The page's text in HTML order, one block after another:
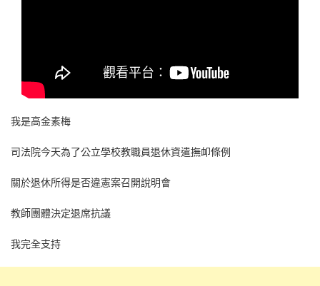
我是高金素梅
司法院今天為了公立學校教職員退休資遣撫卹條例
關於退休所得是否違憲案召開說明會
教師團體決定退席抗議
我完全支持